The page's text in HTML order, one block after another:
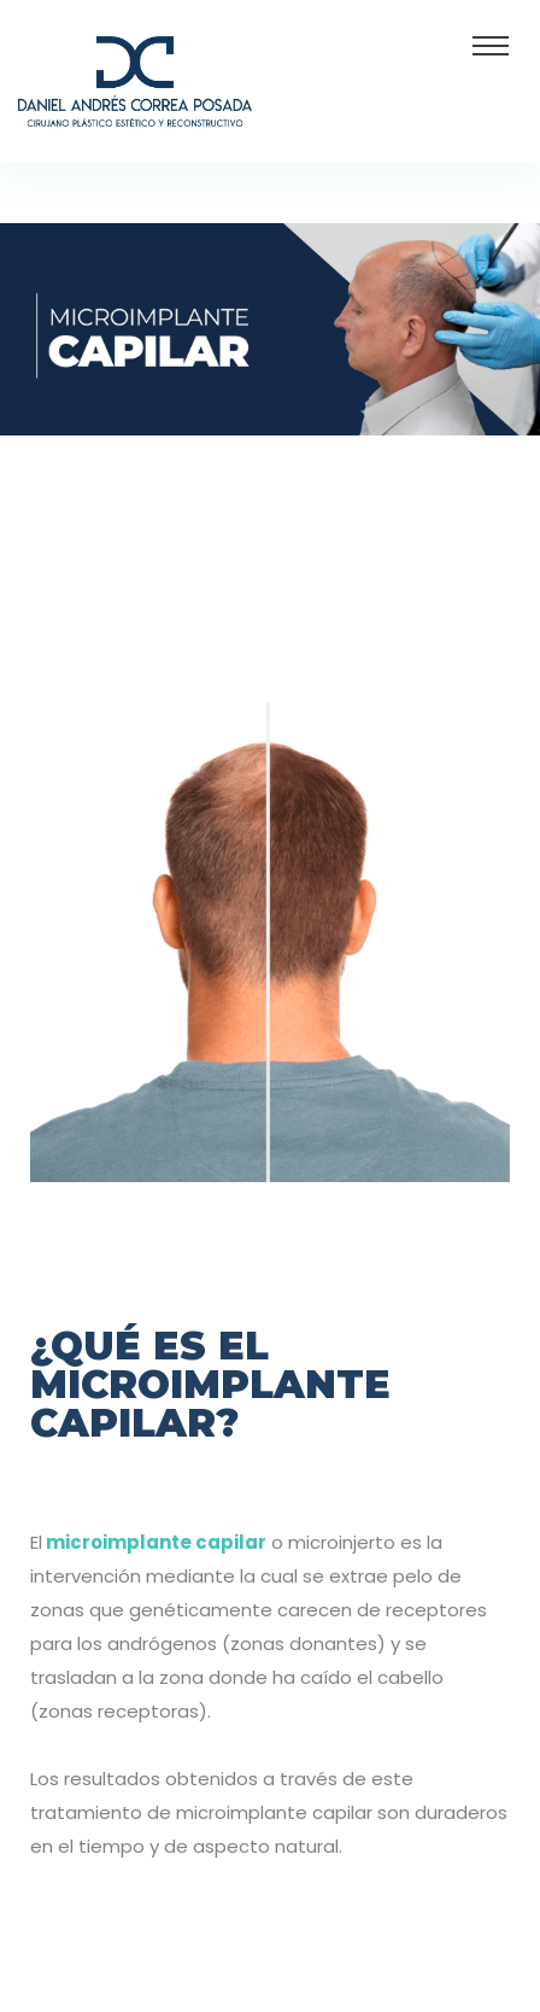
¿QUÉ ES EL
MICROIMPLANTE
CAPILAR?
El microimplante capilar o microinjerto es la
intervención mediante la cual se extrae pelo de
zonas que genéticamente carecen de receptores
para los andrógenos (zonas donantes) y se
trasladan a la zona donde ha caído el cabello
(zonas receptoras).
Los resultados obtenidos a través de este
tratamiento de microimplante capilar son duraderos
en el tiempo y de aspecto natural.